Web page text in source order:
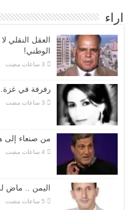
اراء
العقل النقلي
الوطني!
رفرفة في
من صنعاء إلى
اليمن .. ماض